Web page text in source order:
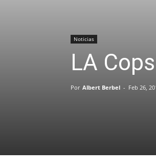
Noticias
LA
Por Albert Berbel - Feb 26,